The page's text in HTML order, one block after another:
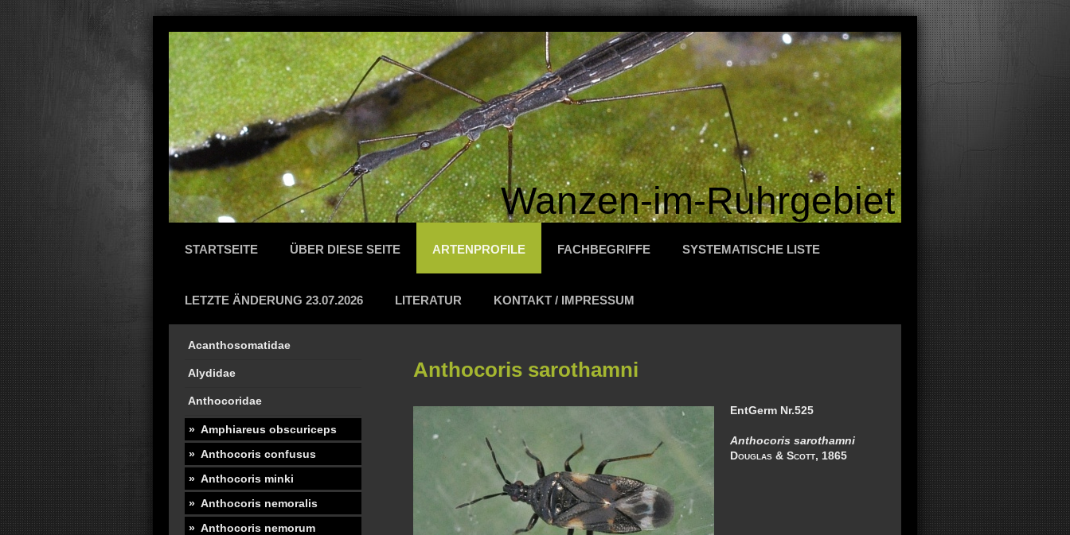
Wanzen-im-Ruhrgebiet
STARTSEITE ÜBER DIESE SEITE ARTENPROFILE FACHBEGRIFFE SYSTEMATISCHE LISTE
LETZTE ÄNDERUNG 23.07.2026 LITERATUR KONTAKT / IMPRESSUM
Anthocoris sarothamni
EntGerm Nr.525
Anthocoris sarothamni
Douglas & Scott, 1865
Acanthosomatidae
Alydidae
Anthocoridae
Amphiareus obscuriceps
Anthocoris confusus
Anthocoris minki
Anthocoris nemoralis
Anthocoris nemorum